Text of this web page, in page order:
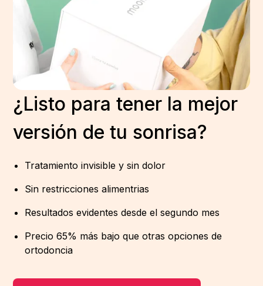
¿Listo para tener la mejor
versión de tu sonrisa?
Tratamiento invisible y sin dolor
Sin restricciones alimentrias
Resultados evidentes desde el segundo mes
Precio 65% más bajo que otras opciones de
ortodoncia